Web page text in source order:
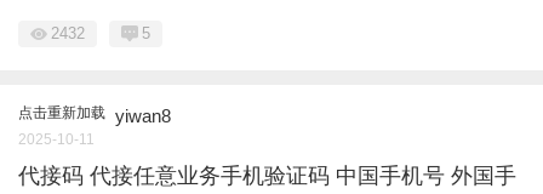
2432 5
点击重新加载 yiwan8
2025-10-11
代接码 代接任意业务手机验证码 中国手机号 外国手